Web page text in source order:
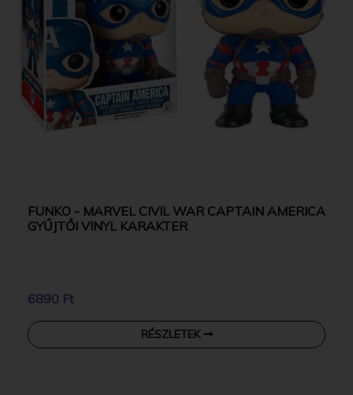
FUNKO - MARVEL CIVIL WAR CAPTAIN AMERICA
GYŰJTŐI VINYL KARAKTER
6890 Ft
RÉSZLETEK